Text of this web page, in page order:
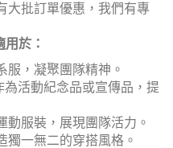
大批訂單優惠，我們有專
於：
服，凝聚團隊精神。
活動紀念品或宣傳品，提
動服裝，展現團隊活力。
獨一無二的穿搭風格。